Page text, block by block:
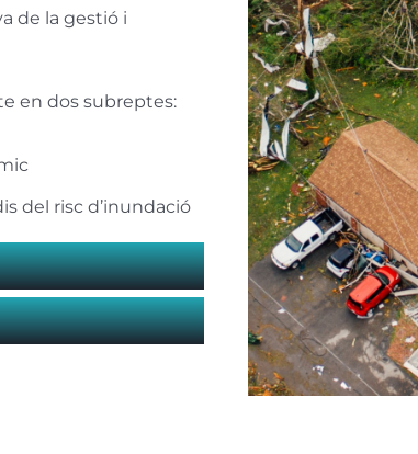
de la gestió i
en dos subreptes:
del risc d’inundació